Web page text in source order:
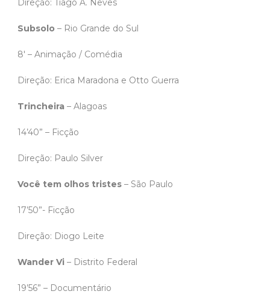
Direção: Tiago A. Neves
Subsolo – Rio Grande do Sul
8′ – Animação / Comédia
Direção: Erica Maradona e Otto Guerra
Trincheira – Alagoas
14’40” – Ficção
Direção: Paulo Silver
Você tem olhos tristes – São Paulo
17’50”- Ficção
Direção: Diogo Leite
Wander Vi – Distrito Federal
19’56” – Documentário